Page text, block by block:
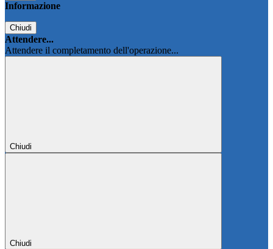
Informazione
Chiudi
Attendere...
Attendere il completamento dell'operazione...
Chiudi
Chiudi